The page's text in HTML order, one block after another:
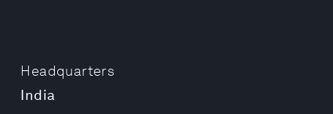
Headquarters
India